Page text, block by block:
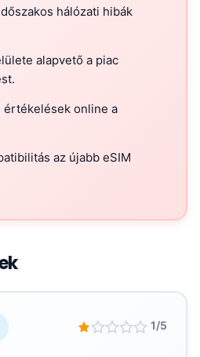
hálózati hibák
alapvető a piac
értékelések online a
az újabb eSIM
1/5